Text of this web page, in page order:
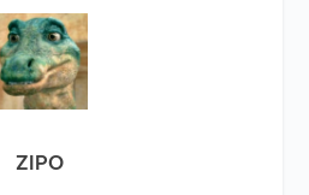
ZIPO